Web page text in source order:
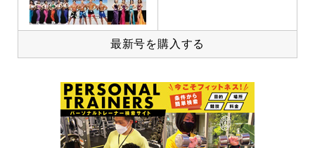
最新号を購入する